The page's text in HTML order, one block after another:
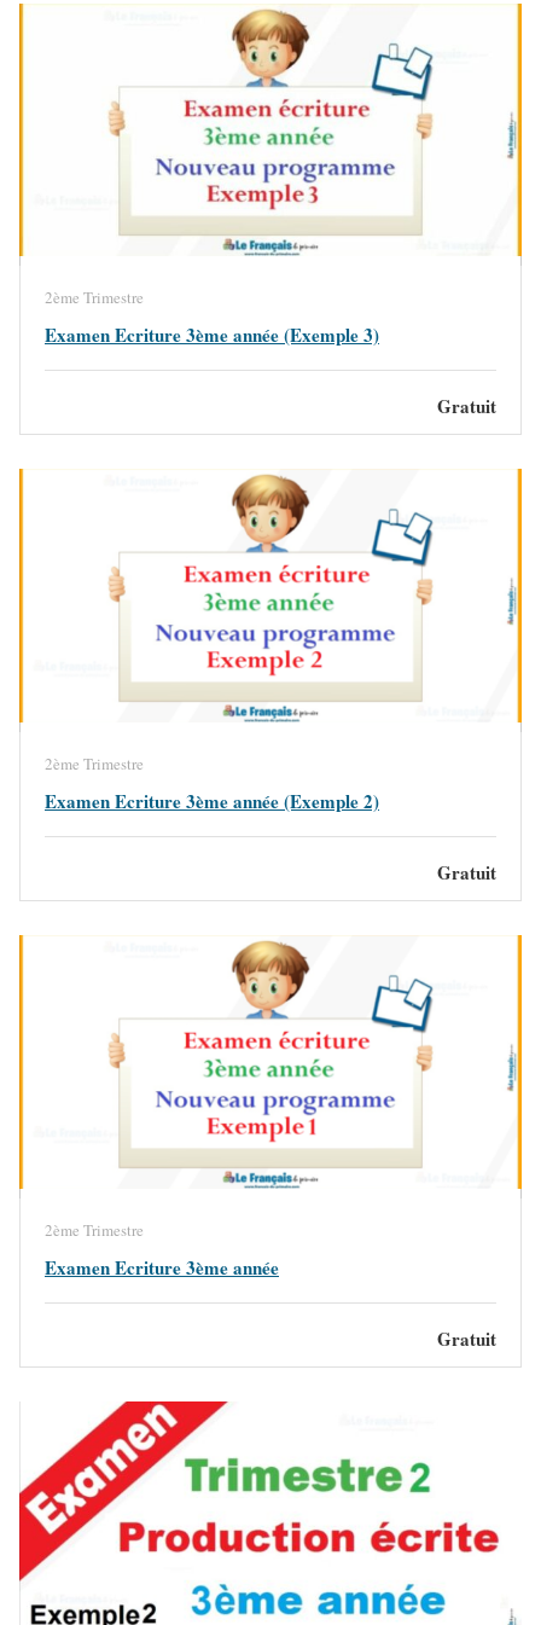
2ème Trimestre
Examen Ecriture 3ème année (Exemple 3)
Gratuit
2ème Trimestre
Examen Ecriture 3ème année (Exemple 2)
Gratuit
2ème Trimestre
Examen Ecriture 3ème année
Gratuit